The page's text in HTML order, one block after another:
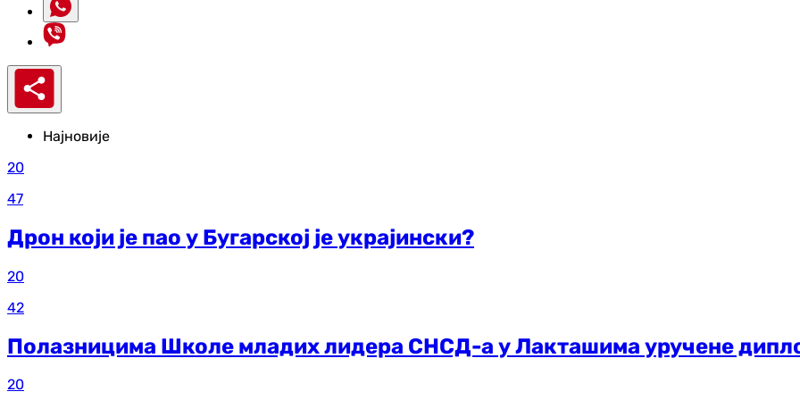
Најновије
20
47
Дрон који је пао у Бугарској је украјински?
20
42
Полазницима Школе младих лидера СНСД-а у Лакташима уручене
20